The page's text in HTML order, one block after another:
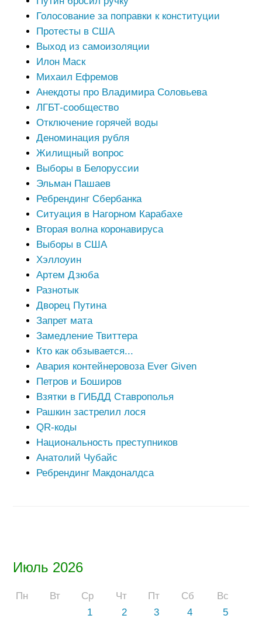
Июль 2026
Пн Вт Ср Чт Пт Сб
Вс
1
2 3 4
5
Голосование за поправки к конституции
Протесты в США
Выход из самоизоляции
Илон Маск
Михаил Ефремов
Анекдоты про Владимира Соловьева
ЛГБТ-сообщество
Отключение горячей воды
Деноминация рубля
Жилищный вопрос
Выборы в Белоруссии
Эльман Пашаев
Ребрендинг Сбербанка
Ситуация в Нагорном Карабахе
Вторая волна коронавируса
Выборы в США
Хэллоуин
Артем Дзюба
Разнотык
Дворец Путина
Запрет мата
Замедление Твиттера
Кто как обзывается...
Авария контейнеровоза Ever Given
Петров и Боширов
Взятки в ГИБДД Ставрополья
Рашкин застрелил лося
QR-коды
Национальность преступников
Анатолий Чубайс
Ребрендинг Макдоналдса